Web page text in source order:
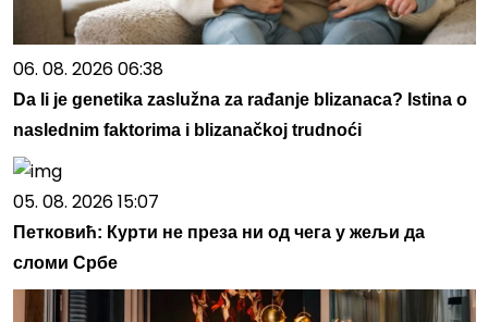
06. 08. 2026 06:38
Da li je genetika zaslužna za rađanje blizanaca? Istina o
naslednim faktorima i blizanačkoj trudnoći
05. 08. 2026 15:07
Петковић: Курти не преза ни од чега у жељи да
сломи Србе